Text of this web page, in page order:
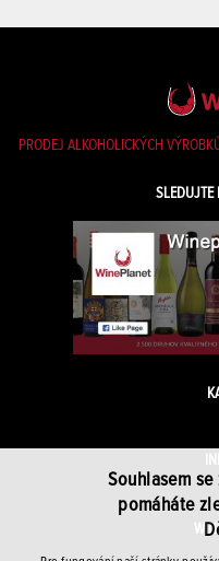
PRODEJ ALKOHOLICKÝCH
SLEDUJTE
Souhlasem
pomáháte